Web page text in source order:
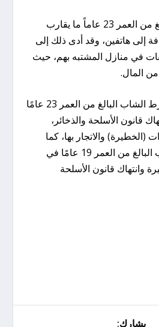
كان بحوزة الرجل البالغ من العمر 23 عاماً ما يقارب
إلى هاتفين، وقد أدى ذلك إلى
في منازل المشتبه بهم، حيث
من المال.
تشتبه الشرطة في تورط الشاب البالغ من العمر 23 عامًا
قانون الأسلحة والذخائر،
(الخطيرة) والاتجار بها، كما
تشتبه في تورط الشاب البالغ من العمر 19 عامًا في
وانتهاك قانون الأسلحة
يشارك: